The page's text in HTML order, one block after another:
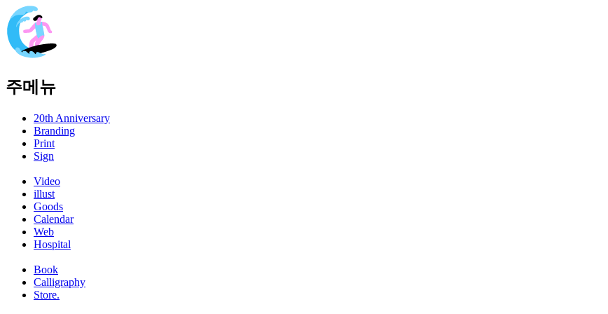
주메뉴
20th Anniversary
Branding
Print
Sign
Video
illust
Goods
Calendar
Web
Hospital
Book
Calligraphy
Store.